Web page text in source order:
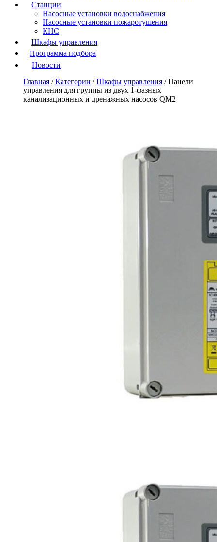
Станции
Насосные установки водоснабжения
Насосные установки пожаротушения
КНС
Шкафы управления
Программа подбора
Новости
Главная /Категории /Шкафы управления /Панели
управления для группы из двух 1-фазных
канализационных и дренажных насосов QM2